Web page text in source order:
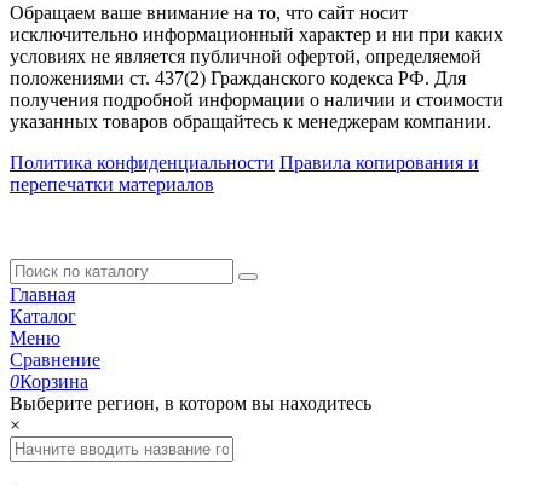
Обращаем ваше внимание на то, что сайт носит
исключительно информационный характер и ни при каких
условиях не является публичной офертой, определяемой
положениями ст. 437(2) Гражданского кодекса РФ. Для
получения подробной информации о наличии и стоимости
указанных товаров обращайтесь к менеджерам компании.
Политика конфиденциальности Правила копирования и
перепечатки материалов
Главная
Каталог
Меню
Сравнение
0Корзина
Выберите регион, в котором вы находитесь
×